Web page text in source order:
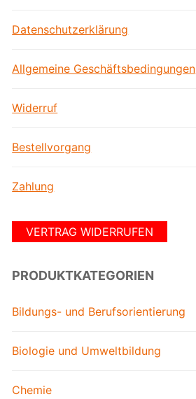
Datenschutzerklärung
Allgemeine Geschäftsbedingungen
Widerruf
Bestellvorgang
Zahlung
VERTRAG WIDERRUFEN
PRODUKTKATEGORIEN
Bildungs- und Berufsorientierung
Biologie und Umweltbildung
Chemie